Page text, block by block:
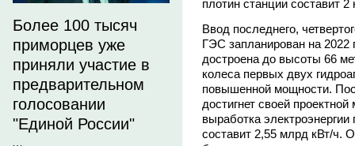
Более 100 тысяч
приморцев уже
приняли участие в
предварительном
голосовании
"Единой России"
плотин станции составит
Ввод последнего,
ГЭС запланирован на
достроена до высоты 66
колеса первых двух
повышенной мощности.
достигнет своей
выработка
составит 2,55 млрд кВт/ч.